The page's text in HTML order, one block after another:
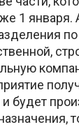
1 января.
будет